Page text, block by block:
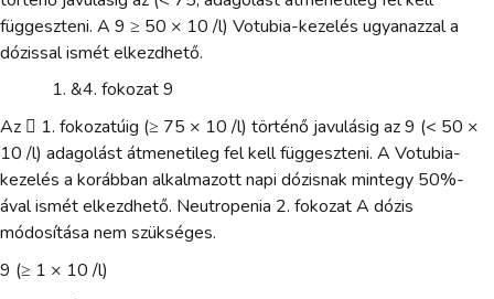
függeszteni. A 9 ≥ 50 × 10 /l) Votubia-kezelés ugyanazzal a
dózissal ismét elkezdhető.
&4. fokozat 9
Az  1. fokozatúig (≥ 75 × 10 /l) történő javulásig az 9 (< 50 ×
10 /l) adagolást átmenetileg fel kell függeszteni. A Votubia-
kezelés a korábban alkalmazott napi dózisnak mintegy 50%-
ával ismét elkezdhető. Neutropenia 2. fokozat A dózis
módosítása nem szükséges.
9 (≥ 1 × 10 /l)